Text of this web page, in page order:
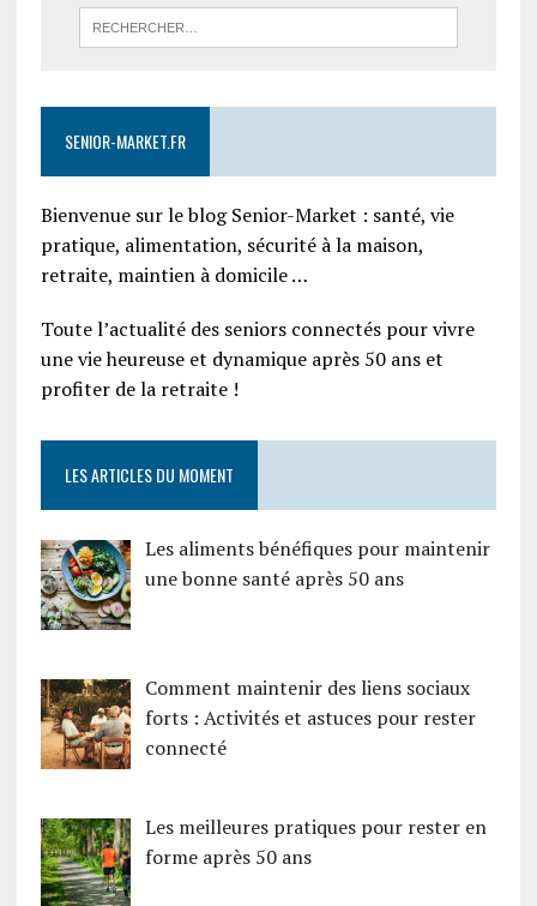
SENIOR-MARKET.FR
Bienvenue sur le blog Senior-Market : santé, vie
pratique, alimentation, sécurité à la maison,
retraite, maintien à domicile …
Toute l’actualité des seniors connectés pour vivre
une vie heureuse et dynamique après 50 ans et
profiter de la retraite !
LES ARTICLES DU MOMENT
Les aliments bénéfiques pour maintenir
une bonne santé après 50 ans
Comment maintenir des liens sociaux
forts : Activités et astuces pour rester
connecté
Les meilleures pratiques pour rester en
forme après 50 ans